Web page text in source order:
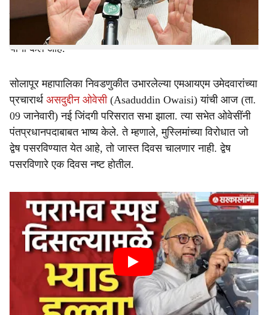
देशाची पंतप्रधान बनेल. ते बघायला आपण असू किंवा नसू. पण तो
दिवस नक्की येईल, असे विधान एमआयएमचे प्रमुख असदुद्दीन ओवेसी
यांनी केले आहे.
सोलापूर महापालिका निवडणुकीत उभारलेल्या एमआयएम उमेदवारांच्या
प्रचारार्थ असदुद्दीन ओवेसी(Asaduddin Owaisi) यांची आज (ता.
09 जानेवारी) नई जिंदगी परिसरात सभा झाला. त्या सभेत ओवेसींनी
पंतप्रधानपदाबाबत भाष्य केले. ते म्हणाले, मुस्लिमांच्या विरोधात जो
द्वेष पसरविण्यात येत आहे, तो जास्त दिवस चालणार नाही. द्वेष
पसरविणारे एक दिवस नष्ट होतील.